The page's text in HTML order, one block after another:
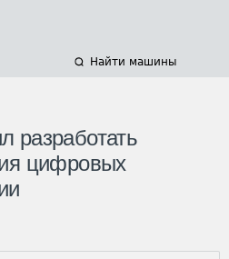
Найти машины
разработать
цифровых